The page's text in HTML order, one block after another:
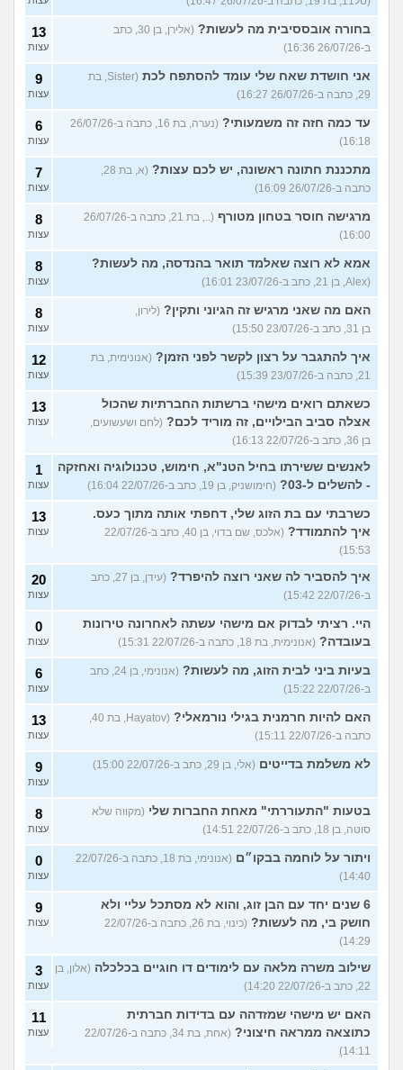
בחורה אובססיבית מה לעשות?
(אלירן, בן 30, כתב
ב-26/07/26 16:36)
13
עצות
אני חושדת שאח שלי עומד להסתפח לכת
(Sister, בת
29, כתבה ב-26/07/26 16:27)
9
עצות
עד כמה חזה זה משמעותי?
(נערה, בת 16, כתבה ב-26/07/26
16:18)
6
עצות
מתכננת חתונה ראשונה, יש לכם עצות?
(א, בת 28,
כתבה ב-26/07/26 16:09)
7
עצות
מרגישה חוסר בטחון מטורף
(.., בת 21, כתבה ב-26/07/26
16:00)
8
עצות
אמא לא רוצה שאלמד תואר בהנדסה, מה לעשות?
(Alex, בן 21, כתב ב-23/07/26 16:01)
8
עצות
האם מה שאני מרגיש זה הגיוני ותקין? (לירון,
בן 31, כתב ב-23/07/26 15:50)
8
עצות
איך להתגבר על רצון לקשר לפני הזמן? (אנונימית, בת
21, כתבה ב-23/07/26 15:39)
12
עצות
כשאתם רואים מישהי ברשתות החברתיות שהכול
אצלה סביב הבילויים, זה מוריד לכם? (לחם ושעשועים,
בן 36, כתב ב-22/07/26 16:13)
13
עצות
לאנשים ששירתו בחיל הטנ"א, חימוש, טכנולוגיה ואחזקה
- להשלים ל-03?
(חימושניק, בן 19, כתב ב-22/07/26 16:04)
1
עצות
כשרבתי עם בת הזוג שלי, דחפתי אותה מתוך כעס.
איך להתמודד?
(אלכס, שם בדוי, בן 40, כתב ב-22/07/26
15:53)
13
עצות
איך להסביר לה שאני רוצה להיפרד?
(עידן, בן 27, כתב
ב-22/07/26 15:42)
20
עצות
היי. רציתי לבדוק אם מישהי עשתה לאחרונה טירונות
בעובדה? (אנונימית, בת 18, כתבה ב-22/07/26 15:31)
0
עצות
בעיות ביני לבית הזוג, מה לעשות?
(אנונימי, בן 24, כתב
ב-22/07/26 15:22)
6
עצות
האם להיות חרמנית בגילי נורמאלי?
(Hayatov, בת 40,
כתבה ב-22/07/26 15:11)
13
עצות
לא משלמת בדייטים (אלי, בן 29, כתב ב-22/07/26 15:00) 9
עצות
בטעות "התעוררתי" מאחת החברות שלי (מקווה שלא
סוטה, בן 18, כתב ב-22/07/26 14:51)
8
עצות
ויתור על לוחמה בבקו״ם
(אנונימי, בת 18, כתבה ב-22/07/26
14:40)
0
עצות
6 שנים יחד עם הבן זוג, והוא לא מסתכל עליי ולא
חושק בי, מה לעשות?
(כינוי, בת 26, כתבה ב-22/07/26
14:29)
9
עצות
שילוב משרה מלאה עם לימודים דו חוגיים בכלכלה (אלון, בן
22, כתב ב-22/07/26 14:20)
3
עצות
האם יש מישהי שמזדהה עם בדידות חברתית
כתוצאה ממראה חיצוני?
(אחת, בת 34, כתבה ב-22/07/26
14:11)
11
עצות